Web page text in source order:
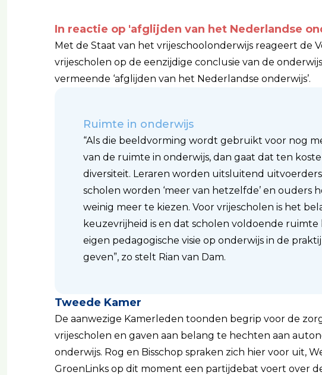
In reactie op 'afglijden van het Nederlandse
Met de Staat van het vrijeschoolonderwijs reageert de
vrijescholen op de eenzijdige conclusie van de
vermeende ‘afglijden van het Nederlandse onderwijs’.
Ruimte in onderwijs
“Als die beeldvorming wordt gebruikt voor nog
van de ruimte in onderwijs, dan gaat dat ten
diversiteit. Leraren worden uitsluitend
scholen worden ‘meer van hetzelfde’ en ouders
weinig meer te kiezen. Voor vrijescholen is het
keuzevrijheid is en dat scholen voldoende
eigen pedagogische visie op onderwijs in de
geven”, zo stelt Rian van Dam.
Tweede Kamer
De aanwezige Kamerleden toonden begrip voor de
vrijescholen en gaven aan belang te hechten aan
onderwijs. Rog en Bisschop spraken zich hier voor uit,
GroenLinks op dit moment een partijdebat voert over